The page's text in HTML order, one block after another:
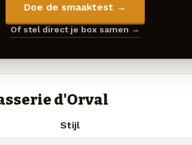
Doe de smaaktest →
Of stel direct je box samen →
d'Orval
Stijl